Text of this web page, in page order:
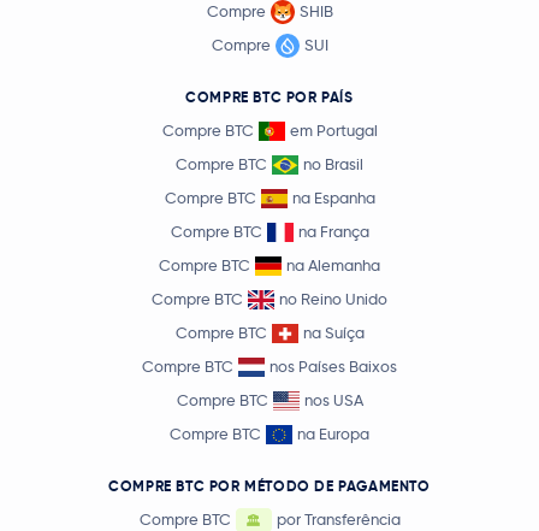
Compre
SHIB
Compre
SUI
COMPRE BTC POR PAÍS
Compre BTC
em Portugal
Compre BTC
no Brasil
Compre BTC
na Espanha
Compre BTC
na França
Compre BTC
na Alemanha
Compre BTC
no Reino Unido
Compre BTC
na Suíça
Compre BTC
nos Países Baixos
Compre BTC
nos USA
Compre BTC
na Europa
COMPRE BTC POR MÉTODO DE PAGAMENTO
Compre BTC
por Transferência